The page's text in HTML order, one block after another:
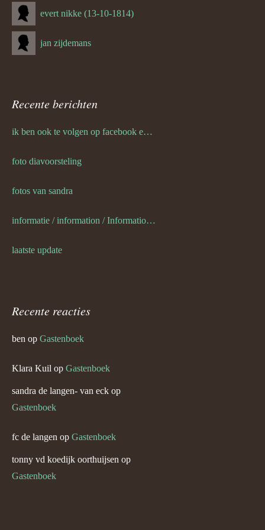
evert nikke (13-10-1814)
jan zijdemans
Recente berichten
ik ben ook te volgen op facebook en twitter
foto diavoorsteling
fotos van sandra
informatie / information / Informationen / l information
laatste update
Recente reacties
ben op Gastenboek
Klara Kuil op Gastenboek
sandra de langen- van eck op
Gastenboek
fc de langen op Gastenboek
tonny vd koedijk oorthuijsen op
Gastenboek